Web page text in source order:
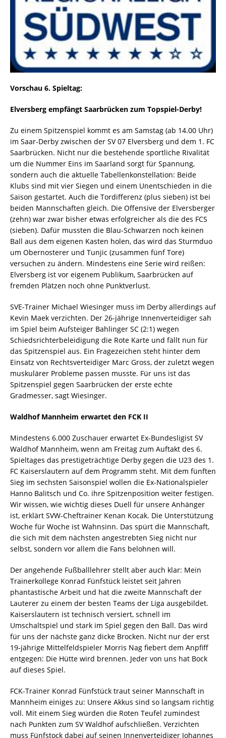
Vorschau 6. Spieltag:
Elversberg empfängt Saarbrücken zum Topspiel-Derby!
Zu einem Spitzenspiel kommt es am Samstag (ab 14.00 Uhr)
im Saar-Derby zwischen der SV 07 Elversberg und dem 1. FC
Saarbrücken. Nicht nur die bestehende sportliche Rivalität
um die Nummer Eins im Saarland sorgt für Spannung,
sondern auch die aktuelle Tabellenkonstellation: Beide
Klubs sind mit vier Siegen und einem Unentschieden in die
Saison gestartet. Auch die Tordifferenz (plus sieben) ist bei
beiden Mannschaften gleich. Die Offensive der Elversberger
(zehn) war zwar bisher etwas erfolgreicher als die des FCS
(sieben). Dafür mussten die Blau-Schwarzen noch keinen
Ball aus dem eigenen Kasten holen, das wird das Sturmduo
um Obernosterer und Tunjic (zusammen fünf Tore)
versuchen zu ändern. Mindestens eine Serie wird reißen:
Elversberg ist vor eigenem Publikum, Saarbrücken auf
fremden Plätzen noch ohne Punktverlust.
SVE-Trainer Michael Wiesinger muss im Derby allerdings auf
Kevin Maek verzichten. Der 26-jährige Innenverteidiger sah
im Spiel beim Aufsteiger Bahlinger SC (2:1) wegen
Schiedsrichterbeleidigung die Rote Karte und fällt nun für
das Spitzenspiel aus. Ein Fragezeichen steht hinter dem
Einsatz von Rechtsverteidiger Marc Gross, der zuletzt wegen
muskulärer Probleme passen musste. Für uns ist das
Spitzenspiel gegen Saarbrücken der erste echte
Gradmesser, sagt Wiesinger.
Waldhof Mannheim erwartet den FCK II
Mindestens 6.000 Zuschauer erwartet Ex-Bundesligist SV
Waldhof Mannheim, wenn am Freitag zum Auftakt des 6.
Spieltages das prestigeträchtige Derby gegen die U23 des 1.
FC Kaiserslautern auf dem Programm steht. Mit dem fünften
Sieg im sechsten Saisonspiel wollen die Ex-Nationalspieler
Hanno Balitsch und Co. ihre Spitzenposition weiter festigen.
Wir wissen, wie wichtig dieses Duell für unsere Anhänger
ist, erklärt SVW-Cheftrainer Kenan Kocak. Die Unterstützung
Woche für Woche ist Wahnsinn. Das spürt die Mannschaft,
die sich mit dem nächsten angestrebten Sieg nicht nur
selbst, sondern vor allem die Fans belohnen will.
Der angehende Fußballlehrer stellt aber auch klar: Mein
Trainerkollege Konrad Fünfstück leistet seit Jahren
phantastische Arbeit und hat die zweite Mannschaft der
Lauterer zu einem der besten Teams der Liga ausgebildet.
Kaiserslautern ist technisch versiert, schnell im
Umschaltspiel und stark im Spiel gegen den Ball. Das wird
für uns der nächste ganz dicke Brocken. Nicht nur der erst
19-jährige Mittelfeldspieler Morris Nag fiebert dem Anpfiff
entgegen: Die Hütte wird brennen. Jeder von uns hat Bock
auf dieses Spiel.
FCK-Trainer Konrad Fünfstück traut seiner Mannschaft in
Mannheim einiges zu: Unsere Akkus sind so langsam richtig
voll. Mit einem Sieg würden die Roten Teufel zumindest
nach Punkten zum SV Waldhof aufschließen. Verzichten
muss Fünfstock dabei auf seinen Innenverteidiger Johannes